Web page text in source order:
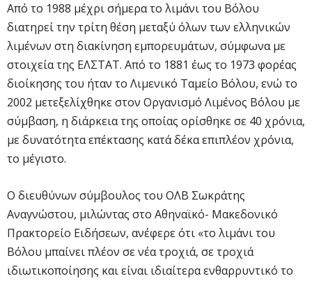
Από το 1988 μέχρι σήμερα το λιμάνι του Βόλου
διατηρεί την τρίτη θέση μεταξύ όλων των ελληνικών
λιμένων στη διακίνηση εμπορευμάτων, σύμφωνα με
στοιχεία της ΕΛΣΤΑΤ. Από το 1881 έως το 1973 φορέας
διοίκησης του ήταν το Λιμενικό Ταμείο Βόλου, ενώ το
2002 μετεξελίχθηκε στον Οργανισμό Λιμένος Βόλου με
σύμβαση, η διάρκεια της οποίας ορίσθηκε σε 40 χρόνια,
με δυνατότητα επέκτασης κατά δέκα επιπλέον χρόνια,
το μέγιστο.
Ο διευθύνων σύμβουλος του ΟΛΒ Σωκράτης
Αναγνώστου, μιλώντας στο Αθηναϊκό- Μακεδονικό
Πρακτορείο Ειδήσεων, ανέφερε ότι «το λιμάνι του
Βόλου μπαίνει πλέον σε νέα τροχιά, σε τροχιά
ιδιωτικοποίησης και είναι ιδιαίτερα ενθαρρυντικό το